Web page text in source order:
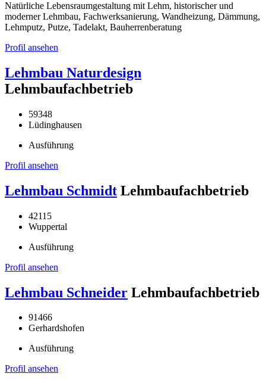
Natürliche Lebensraumgestaltung mit Lehm, historischer und
moderner Lehmbau, Fachwerksanierung, Wandheizung, Dämmung,
Lehmputz, Putze, Tadelakt, Bauherrenberatung
Profil ansehen
Lehmbau Naturdesign
Lehmbaufachbetrieb
59348
Lüdinghausen
Ausführung
Profil ansehen
Lehmbau Schmidt Lehmbaufachbetrieb
42115
Wuppertal
Ausführung
Profil ansehen
Lehmbau Schneider Lehmbaufachbetrieb
91466
Gerhardshofen
Ausführung
Profil ansehen